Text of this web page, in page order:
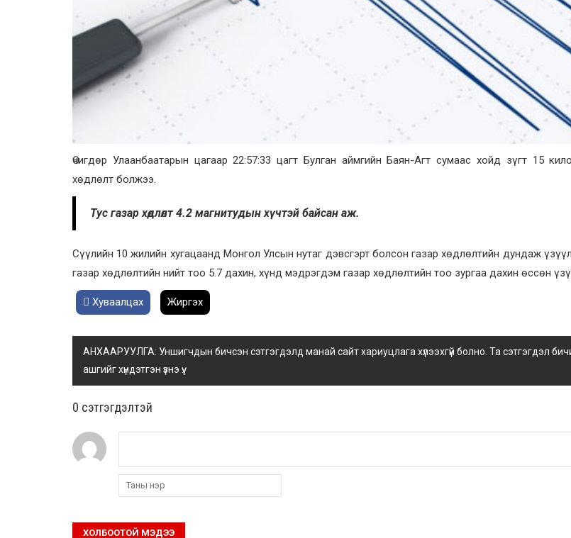
Өчигдөр Улаанбаатарын цагаар 22:57:33 цагт Булган аймгийн Баян-Агт сумаас хойд зүгт 15
хөдлөлт болжээ.
Тус газар хөдлөлт 4.2 магнитудын хүчтэй байсан аж.
Сүүлийн 10 жилийн хугацаанд Монгол Улсын нутаг дэвсгэрт болсон газар хөдлөлтийн дундаж
газар хөдлөлтийн нийт тоо 5.7 дахин, хүнд мэдрэгдэм газар хөдлөлтийн тоо зургаа дахин өссөн
Хуваалцах Жиргэх
АНХААРУУЛГА: Уншигчдын бичсэн сэтгэгдэлд манай сайт хариуцлага хүлээхгүй болно. Та сэтгэгдэл
ашгийг хүндэтгэн үзнэ үү.
0 cэтгэгдэлтэй
ХОЛБООТОЙ МЭДЭЭ